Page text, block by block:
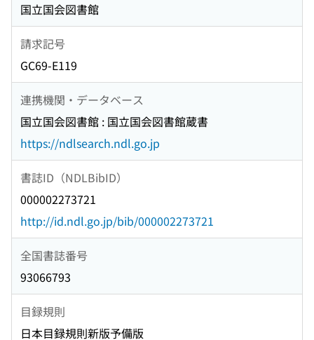
国立国会図書館
請求記号
GC69-E119
連携機関・データベース
国立国会図書館 : 国立国会図書館蔵書
https://ndlsearch.ndl.go.jp
書誌ID（NDLBibID）
000002273721
http://id.ndl.go.jp/bib/000002273721
全国書誌番号
93066793
目録規則
日本目録規則新版予備版